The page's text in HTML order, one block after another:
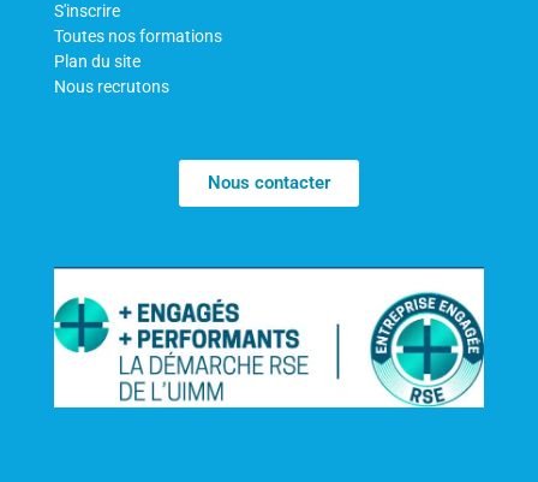
S'inscrire
Toutes nos formations
Plan du site
Nous recrutons
Nous contacter